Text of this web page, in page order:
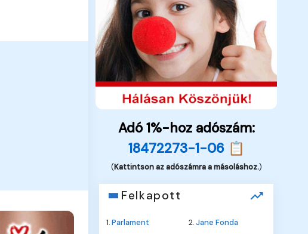
Adó 1%-hoz adószám:
18472273-1-06 📋
(Kattintson az adószámra a másoláshoz.)
Felkapott
1.Parlament 2.Jane Fonda